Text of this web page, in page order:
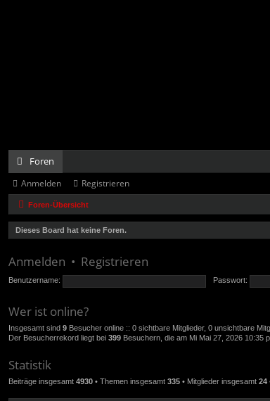
Foren
Anmelden Registrieren
Foren-Übersicht
Dieses Board hat keine Foren.
Anmelden • Registrieren
Benutzername: Passwort:
Wer ist online?
Insgesamt sind 9 Besucher online :: 0 sichtbare Mitglieder, 0 unsichtbare
Der Besucherrekord liegt bei 399 Besuchern, die am Mi Mai 27, 2026 10:35
Statistik
Beiträge insgesamt 4930 • Themen insgesamt 335 • Mitglieder insgesamt 24